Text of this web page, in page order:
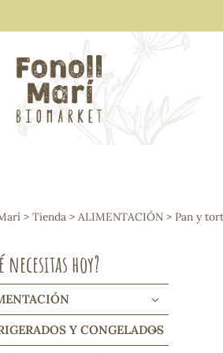
Arroces y legumbres
Frutos secos y snacks
Cereales, mueslis, hinchados y
Galletas y dulces
Vinos y cavas
Condimentos y salsas
Harinas y sémolas
Pasta
> Tienda > ALIMENTACIÓN > Pan y
necesitas hoy?
Y CONGELADOS